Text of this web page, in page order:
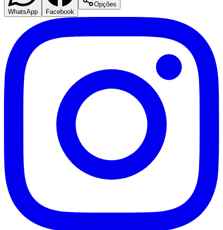
São Paulo
WhatsApp Facebook
Opções